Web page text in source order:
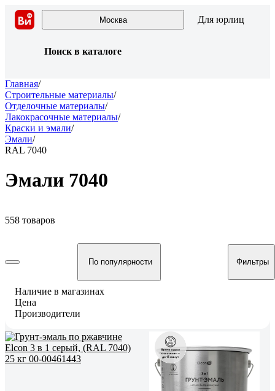
Москва Для юрлиц
Поиск в каталоге
Главная/
Строительные материалы/
Отделочные материалы/
Лакокрасочные материалы/
Краски и эмали/
Эмали/
RAL 7040
Эмали 7040
558 товаров
По популярности Фильтры
Наличие в магазинах
Цена
Производители